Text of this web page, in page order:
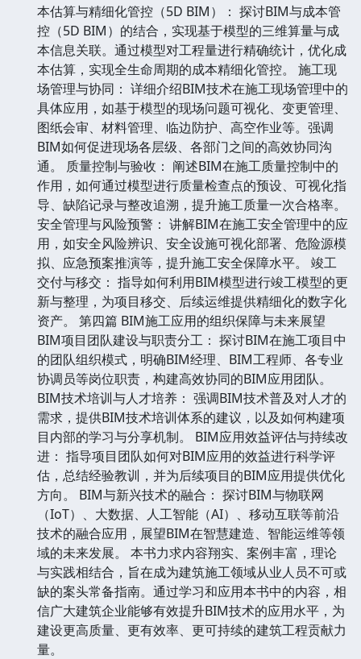
本估算与精细化管控（5D BIM）： 探讨BIM与成本管
控（5D BIM）的结合，实现基于模型的三维算量与成
本信息关联。通过模型对工程量进行精确统计，优化成
本估算，实现全生命周期的成本精细化管控。 施工现
场管理与协同： 详细介绍BIM技术在施工现场管理中的
具体应用，如基于模型的现场问题可视化、变更管理、
图纸会审、材料管理、临边防护、高空作业等。强调
BIM如何促进现场各层级、各部门之间的高效协同沟
通。 质量控制与验收： 阐述BIM在施工质量控制中的
作用，如何通过模型进行质量检查点的预设、可视化指
导、缺陷记录与整改追溯，提升施工质量一次合格率。
安全管理与风险预警： 讲解BIM在施工安全管理中的应
用，如安全风险辨识、安全设施可视化部署、危险源模
拟、应急预案推演等，提升施工安全保障水平。 竣工
交付与移交： 指导如何利用BIM模型进行竣工模型的更
新与整理，为项目移交、后续运维提供精细化的数字化
资产。 第四篇 BIM施工应用的组织保障与未来展望
BIM项目团队建设与职责分工： 探讨BIM在施工项目中
的团队组织模式，明确BIM经理、BIM工程师、各专业
协调员等岗位职责，构建高效协同的BIM应用团队。
BIM技术培训与人才培养： 强调BIM技术普及对人才的
需求，提供BIM技术培训体系的建议，以及如何构建项
目内部的学习与分享机制。 BIM应用效益评估与持续改
进： 指导项目团队如何对BIM应用的效益进行科学评
估，总结经验教训，并为后续项目的BIM应用提供优化
方向。 BIM与新兴技术的融合： 探讨BIM与物联网
（IoT）、大数据、人工智能（AI）、移动互联等前沿
技术的融合应用，展望BIM在智慧建造、智能运维等领
域的未来发展。 本书力求内容翔实、案例丰富，理论
与实践相结合，旨在成为建筑施工领域从业人员不可或
缺的案头常备指南。通过学习和应用本书中的内容，相
信广大建筑企业能够有效提升BIM技术的应用水平，为
建设更高质量、更有效率、更可持续的建筑工程贡献力
量。